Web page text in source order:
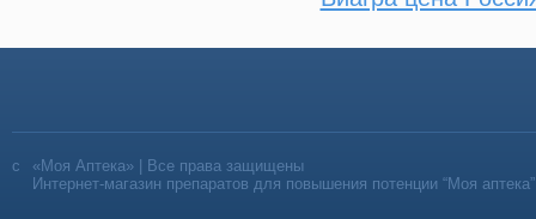
«Моя Аптека» | Все права защищены
Интернет-магазин препаратов для повышения потенции “Моя